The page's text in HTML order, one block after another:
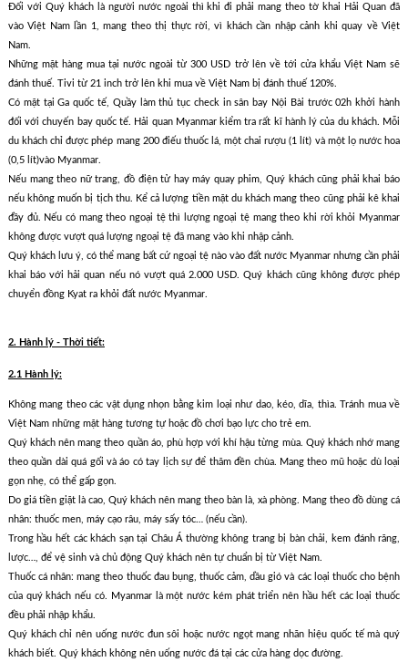
Ðối với Quý khách là người nước ngoài thì khi đi phải mang theo tờ khai Hải Quan đã
vào Việt Nam lần 1, mang theo thị thực rời, vì khách cần nhập cảnh khi quay về Việt
Nam.
Những mặt hàng mua tại nước ngoài từ 300 USD trở lên về tới cửa khẩu Việt Nam sẽ
đánh thuế. Tivi từ 21 inch trở lên khi mua về Việt Nam bị đánh thuế 120%.
Có mặt tại Ga quốc tế, Quầy làm thủ tục check in sân bay Nội Bài trước 02h khởi hành
đối với chuyến bay quốc tế. Hải quan Myanmar kiểm tra rất kĩ hành lý của du khách. Mỗi
du khách chỉ được phép mang 200 điếu thuốc lá, một chai rượu (1 lít) và một lọ nước hoa
(0,5 lít)vào Myanmar.
Nếu mang theo nữ trang, đồ điện tử hay máy quay phim, Quý khách cũng phải khai báo
nếu không muốn bị tịch thu. Kể cả lượng tiền mặt du khách mang theo cũng phải kê khai
đầy đủ. Nếu có mang theo ngoại tệ thì lượng ngoại tệ mang theo khi rời khỏi Myanmar
không được vượt quá lượng ngoại tệ đã mang vào khi nhập cảnh.
Quý khách lưu ý, có thể mang bất cứ ngoại tệ nào vào đất nước Myanmar nhưng cần phải
khai báo với hải quan nếu nó vượt quá 2.000 USD. Quý khách cũng không được phép
chuyển đồng Kyat ra khỏi đất nước Myanmar.
2. Hành lý - Thời tiết:
2.1 Hành lý:
Không mang theo các vật dụng nhọn bằng kim loại như dao, kéo, dĩa, thìa. Tránh mua về
Việt Nam những mặt hàng tương tự hoặc đồ chơi bạo lực cho trẻ em.
Quý khách nên mang theo quần áo, phù hợp với khí hậu từng mùa. Quý khách nhớ mang
theo quần dài quá gối và áo có tay lịch sự để thăm đền chùa. Mang theo mũ hoặc dù loại
gọn nhẹ, có thể gấp gọn.
Do giá tiền giặt là cao, Quý khách nên mang theo bàn là, xà phòng. Mang theo đồ dùng cá
nhân: thuốc men, máy cạo râu, máy sấy tóc… (nếu cần).
Trong hầu hết các khách sạn tại Châu Á thường không trang bị bàn chải, kem đánh răng,
lược…, để vệ sinh và chủ động Quý khách nên tự chuẩn bị từ Việt Nam.
Thuốc cá nhân: mang theo thuốc đau bụng, thuốc cảm, dầu gió và các loại thuốc cho bệnh
của quý khách nếu có. Myanmar là một nước kém phát triển nên hầu hết các loại thuốc
đều phải nhập khẩu.
Quý khách chỉ nên uống nước đun sôi hoặc nước ngọt mang nhãn hiệu quốc tế mà quý
khách biết. Quý khách không nên uống nước đá tại các cửa hàng dọc đường.